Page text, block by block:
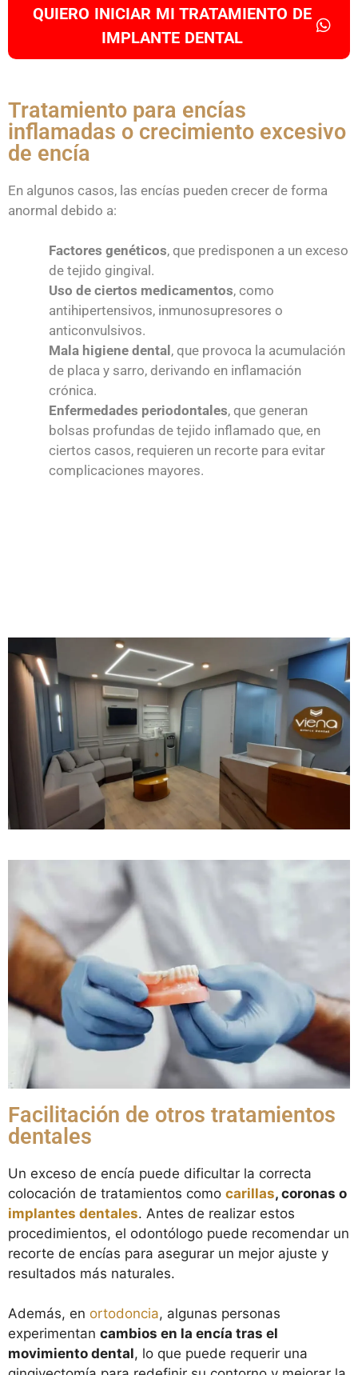
QUIERO INICIAR MI TRATAMIENTO DE
IMPLANTE DENTAL
Tratamiento para encías
inflamadas o crecimiento excesivo
de encía
En algunos casos, las encías pueden crecer de forma
anormal debido a:
Factores genéticos, que predisponen a un exceso
de tejido gingival.
Uso de ciertos medicamentos, como
antihipertensivos, inmunosupresores o
anticonvulsivos.
Mala higiene dental , que provoca la acumulación
de placa y sarro, derivando en inflamación
crónica.
Enfermedades periodontales, que generan
bolsas profundas de tejido inflamado que, en
ciertos casos, requieren un recorte para evitar
complicaciones mayores.
Facilitación de otros tratamientos
dentales
Un exceso de encía puede dificultar la correcta
colocación de tratamientos como carillas, coronas o
implantes dentales. Antes de realizar estos
procedimientos, el odontólogo puede recomendar un
recorte de encías para asegurar un mejor ajuste y
resultados más naturales.
Además, en ortodoncia, algunas personas
experimentan cambios en la encía tras el
movimiento dental, lo que puede requerir una